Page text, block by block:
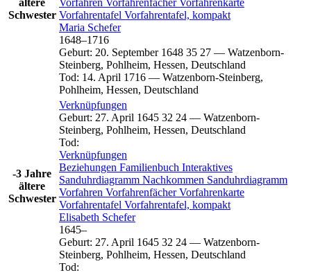
Schwester Vorfahrentafel Vorfahrentafel, kompakt
Maria Schefer
1648–1716
Geburt: 20. September 1648 35 27 — Watzenborn-
Steinberg, Pohlheim, Hessen, Deutschland
Tod: 14. April 1716 — Watzenborn-Steinberg,
Pohlheim, Hessen, Deutschland
-3 Jahre
ältere
Schwester
Verknüpfungen
Geburt: 27. April 1645 32 24 — Watzenborn-
Steinberg, Pohlheim, Hessen, Deutschland
Tod:
Verknüpfungen
Beziehungen Familienbuch Interaktives
Sanduhrdiagramm Nachkommen Sanduhrdiagramm
Vorfahren VorfahrenfächerVorfahrenkarte
Vorfahrentafel Vorfahrentafel, kompakt
Elisabeth Schefer
1645–
Geburt: 27. April 1645 32 24 — Watzenborn-
Steinberg, Pohlheim, Hessen, Deutschland
Tod: